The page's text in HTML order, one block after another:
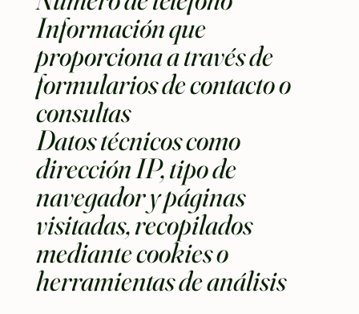
Información que
proporciona a través de
formularios de contacto o
consultas
Datos técnicos como
dirección IP, tipo de
navegador y páginas
visitadas, recopilados
mediante cookies o
herramientas de análisis